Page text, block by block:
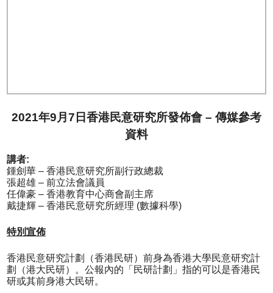
2021年9月7日香港民意研究所發佈會 – 傳媒參考
資料
講者:
鍾劍華 – 香港民意研究所副行政總裁
張超雄 – 前立法會議員
任偉豪 – 香港教育中心商會副主席
戴捷輝 – 香港民意研究所經理 (數據科學)
特別宣佈
香港民意研究計劃（香港民研）前身為香港大學民意研究計
劃（港大民研）。公報內的「民研計劃」指的可以是香港民
研或其前身港大民研。